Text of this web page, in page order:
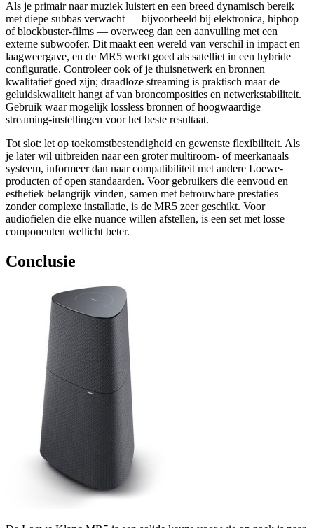
Als je primair naar muziek luistert en een breed dynamisch bereik
met diepe subbas verwacht — bijvoorbeeld bij elektronica, hiphop
of blockbuster-films — overweeg dan een aanvulling met een
externe subwoofer. Dit maakt een wereld van verschil in impact en
laagweergave, en de MR5 werkt goed als satelliet in een hybride
configuratie. Controleer ook of je thuisnetwerk en bronnen
kwalitatief goed zijn; draadloze streaming is praktisch maar de
geluidskwaliteit hangt af van broncomposities en netwerkstabiliteit.
Gebruik waar mogelijk lossless bronnen of hoogwaardige
streaming-instellingen voor het beste resultaat.
Tot slot: let op toekomstbestendigheid en gewenste flexibiliteit. Als
je later wil uitbreiden naar een groter multiroom- of meerkanaals
systeem, informeer dan naar compatibiliteit met andere Loewe-
producten of open standaarden. Voor gebruikers die eenvoud en
esthetiek belangrijk vinden, samen met betrouwbare prestaties
zonder complexe installatie, is de MR5 zeer geschikt. Voor
audiofielen die elke nuance willen afstellen, is een set met losse
componenten wellicht beter.
Conclusie